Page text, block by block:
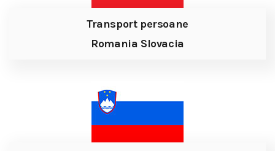
Transport persoane
Romania Slovacia